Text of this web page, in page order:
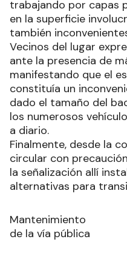
trabajando por capas
en la superficie
también
Vecinos del lugar
ante la presencia de
manifestando que el
constituía un
dado el tamaño del
los numerosos
a diario.
Finalmente, desde la
circular con
la señalización allí
alternativas para
Mantenimiento
de la vía pública